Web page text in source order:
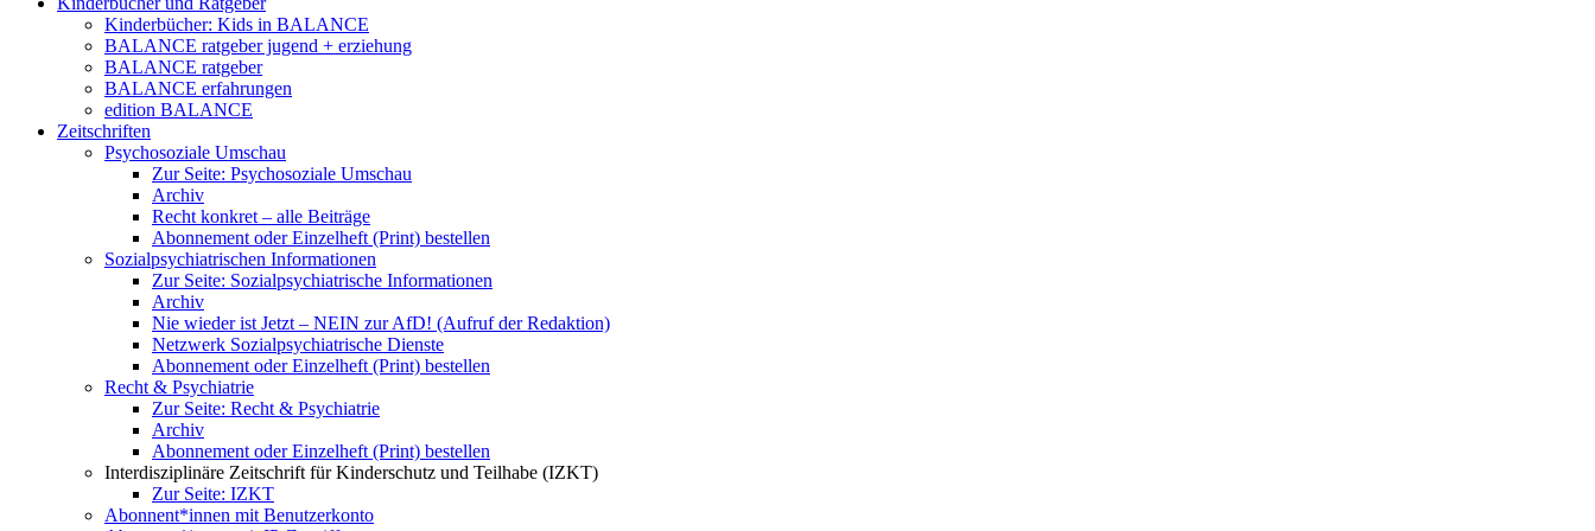
Kinderbücher: Kids in BALANCE
BALANCE ratgeber jugend + erziehung
BALANCE ratgeber
BALANCE erfahrungen
edition BALANCE
Zeitschriften
Psychosoziale Umschau
Zur Seite: Psychosoziale Umschau
Archiv
Recht konkret – alle Beiträge
Abonnement oder Einzelheft (Print) bestellen
Sozialpsychiatrischen Informationen
Zur Seite: Sozialpsychiatrische Informationen
Archiv
Nie wieder ist Jetzt – NEIN zur AfD! (Aufruf der Redaktion)
Netzwerk Sozialpsychiatrische Dienste
Abonnement oder Einzelheft (Print) bestellen
Recht & Psychiatrie
Zur Seite: Recht & Psychiatrie
Archiv
Abonnement oder Einzelheft (Print) bestellen
Interdisziplinäre Zeitschrift für Kinderschutz und Teilhabe (IZKT)
Zur Seite: IZKT
Abonnent*innen mit Benutzerkonto